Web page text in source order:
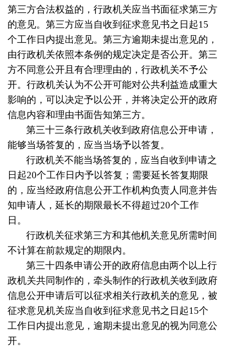
第三方合法权益的，行政机关应当书面征求第三方
的意见。第三方应当自收到征求意见书之日起15
个工作日内提出意见。第三方逾期未提出意见的，
由行政机关依照本条例的规定决定是否公开。第三
方不同意公开且有合理理由的，行政机关不予公
开。行政机关认为不公开可能对公共利益造成重大
影响的，可以决定予以公开，并将决定公开的政府
信息内容和理由书面告知第三方。
第三十三条行政机关收到政府信息公开申请，
能够当场答复的，应当当场予以答复。
行政机关不能当场答复的，应当自收到申请之
日起20个工作日内予以答复；需要延长答复期限
的，应当经政府信息公开工作机构负责人同意并告
知申请人，延长的期限最长不得超过20个工作
日。
行政机关征求第三方和其他机关意见所需时间
不计算在前款规定的期限内。
第三十四条申请公开的政府信息由两个以上行
政机关共同制作的，牵头制作的行政机关收到政府
信息公开申请后可以征求相关行政机关的意见，被
征求意见机关应当自收到征求意见书之日起15个
工作日内提出意见，逾期未提出意见的视为同意公
开。